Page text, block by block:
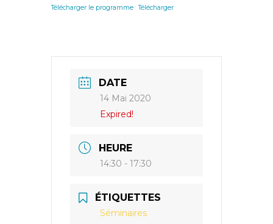
Télécharger le programme Télécharger
DATE
14 Mai 2020
Expired!
HEURE
14:30 - 17:30
ÉTIQUETTES
Séminaires